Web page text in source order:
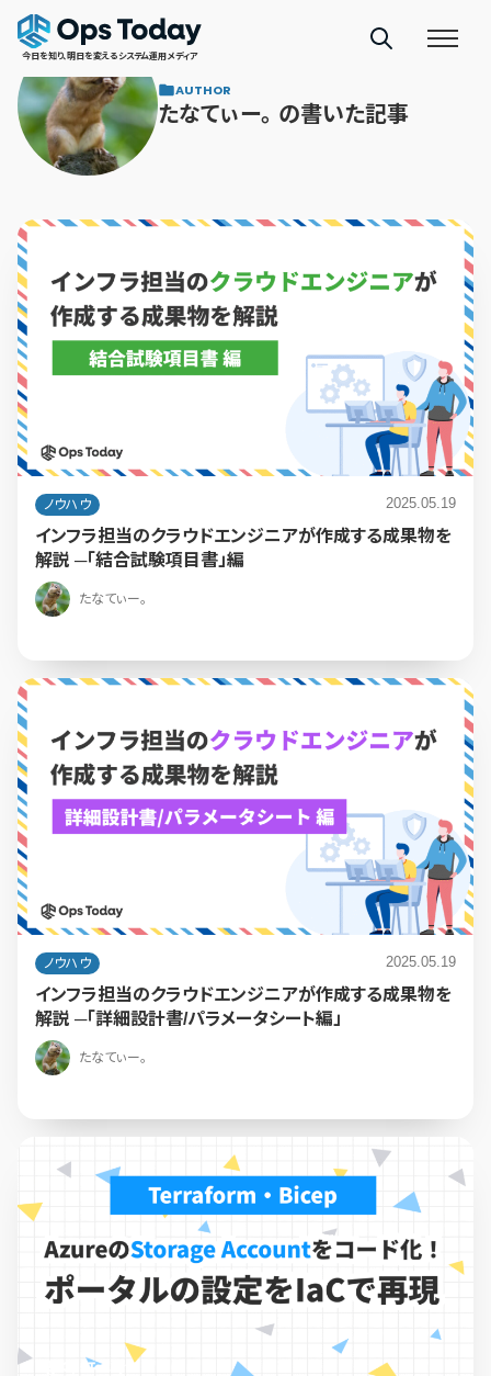
今日を知り、明日を変えるシステム運用メディア
AUTHOR
たなてぃー。 の書いた記事
ノウハウ 2025.05.19
インフラ担当のクラウドエンジニアが作成する成果物を
解説 ─「結合試験項目書」編
たなてぃー。
ノウハウ 2025.05.19
インフラ担当のクラウドエンジニアが作成する成果物を
解説 ─「詳細設計書/パラメータシート編」
たなてぃー。